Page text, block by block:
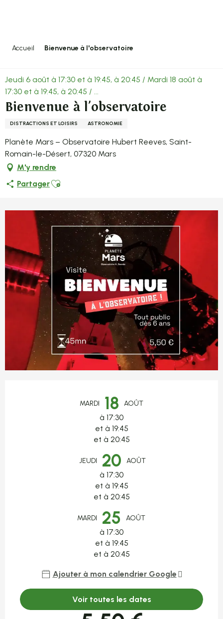
Accueil Bienvenue à l'observatoire
Jeudi 6 août à 17:30 et à 19:45, à 20:45 / Mardi 18 août à
17:30 et à 19:45, à 20:45 / ...
Bienvenue à l'observatoire
DISTRACTIONS ET LOISIRS ASTRONOMIE
Planète Mars – Observatoire Hubert Reeves, Saint-
Romain-le-Désert, 07320 Mars
M'y rendre
PartagerAjouter aux favoris
MARDI 18 AOÛT
à 17:30
et à 19:45
et à 20:45
JEUDI 20 AOÛT
à 17:30
et à 19:45
et à 20:45
MARDI 25 AOÛT
à 17:30
et à 19:45
et à 20:45
Ajouter à mon calendrier Google
Voir toutes les dates